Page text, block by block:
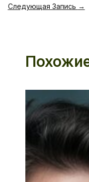
Следующая Запись →